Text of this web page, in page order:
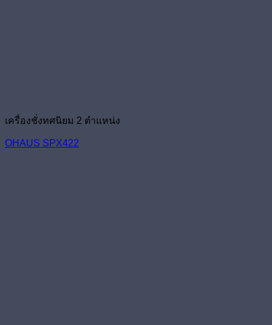
เครื่องชั่งทศนิยม 2 ตำแหน่ง
OHAUS SPX422